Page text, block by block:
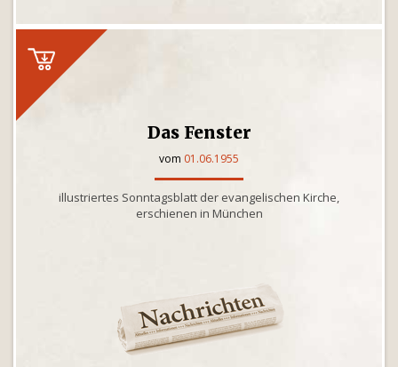
Das Fenster
vom 01.06.1955
illustriertes Sonntagsblatt der evangelischen Kirche,
erschienen in München